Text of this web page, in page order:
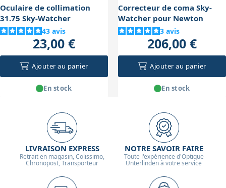
d'erreur périodique permanente, ce qui est un vrai plus
pour débutants et amateurs exigeants.
Oculaire de collimation
31.75 Sky-Watcher
43 avis
23,00 €
Ajouter au panier
En stock
Correcteur de coma Sky-
Watcher pour Newton
3 avis
206,00 €
Ajouter au panier
En stock
LIVRAISON EXPRESS
Retrait en magasin, Colissimo,
Chronopost, Transporteur
NOTRE SAVOIR FAIRE
Toute l'expérience d'Optique
Unterlinden à votre service